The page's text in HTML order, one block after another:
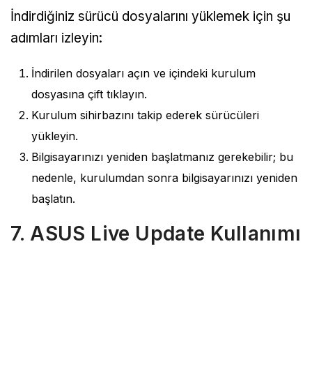
İndirdiğiniz sürücü dosyalarını yüklemek için şu
adımları izleyin:
İndirilen dosyaları açın ve içindeki kurulum
dosyasına çift tıklayın.
Kurulum sihirbazını takip ederek sürücüleri
yükleyin.
Bilgisayarınızı yeniden başlatmanız gerekebilir; bu
nedenle, kurulumdan sonra bilgisayarınızı yeniden
başlatın.
7. ASUS Live Update Kullanımı